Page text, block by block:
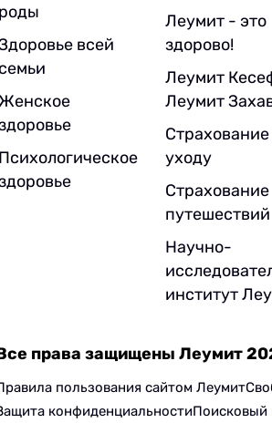
роды
всей
семьи
Психологическое
Леумит - это
здорово!
Леумит
Леумит
уходу
Страхование
путешествий
Научно-
институт
права защищены Леумит
пользования сайтом Леумит
конфиденциальностиПоисковый